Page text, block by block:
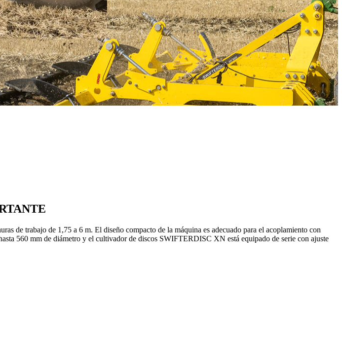
de trabajo de 1,75 a 6 m. El diseño compacto de la máquina es adecuado para el acoplamiento con
560 mm de diámetro y el cultivador de discos SWIFTERDISC XN está equipado de serie con ajuste